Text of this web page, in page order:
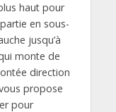
haut pour
en sous-
jusqu’à
monte de
direction
propose
pour